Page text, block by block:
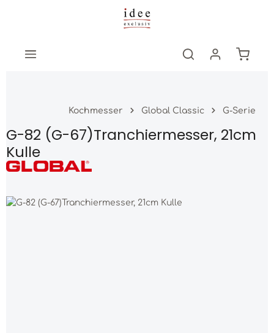
Zum Hauptinhalt springen
Kochmesser Global Classic G-Serie
G-82 (G-67)Tranchiermesser, 21cm
Kulle
Bildergalerie überspringen